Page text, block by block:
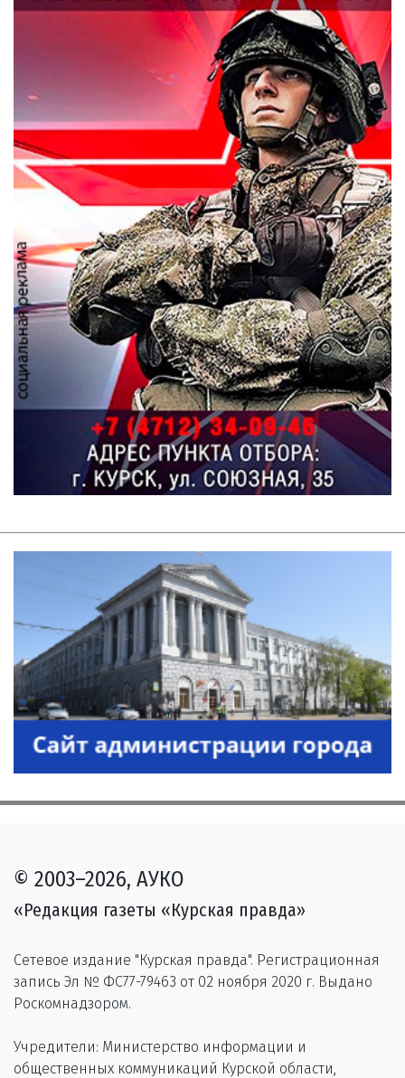
© 2003–2026, АУКО
«Редакция газеты «Курская правда»
Сетевое издание "Курская правда". Регистрационная
запись Эл № ФС77-79463 от 02 ноября 2020 г. Выдано
Роскомнадзором.
Учредители: Министерство информации и
общественных коммуникаций Курской области,